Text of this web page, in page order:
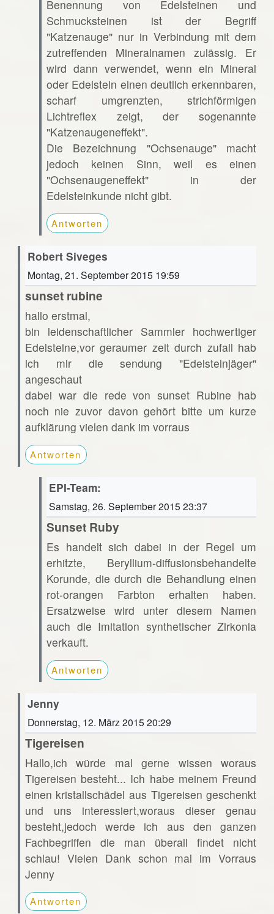
Benennung von Edelsteinen und
Schmucksteinen ist der Begriff
"Katzenauge" nur in Verbindung mit dem
zutreffenden Mineralnamen zulässig. Er
wird dann verwendet, wenn ein Mineral
oder Edelstein einen deutlich erkennbaren,
scharf umgrenzten, strichförmigen
Lichtreflex zeigt, der sogenannte
"Katzenaugeneffekt".
Die Bezeichnung "Ochsenauge" macht
jedoch keinen Sinn, weil es einen
"Ochsenaugeneffekt" in der
Edelsteinkunde nicht gibt.
Antworten
Robert Siveges
Montag, 21. September 2015 19:59
sunset rubine
hallo erstmal,
bin leidenschaftlicher Sammler hochwertiger
Edelsteine,vor geraumer zeit durch zufall hab
ich mir die sendung "Edelsteinjäger"
angeschaut
dabei war die rede von sunset Rubine hab
noch nie zuvor davon gehört bitte um kurze
aufklärung vielen dank im vorraus
Antworten
EPI-Team:
Samstag, 26. September 2015 23:37
Sunset Ruby
Es handelt sich dabei in der Regel um
erhitzte, Beryllium-diffusionsbehandelte
Korunde, die durch die Behandlung einen
rot-orangen Farbton erhalten haben.
Ersatzweise wird unter diesem Namen
auch die Imitation synthetischer Zirkonia
verkauft.
Antworten
Jenny
Donnerstag, 12. März 2015 20:29
Tigereisen
Hallo,ich würde mal gerne wissen woraus
Tigereisen besteht... Ich habe meinem Freund
einen kristallschädel aus Tigereisen geschenkt
und uns interessiert,woraus dieser genau
besteht,jedoch werde ich aus den ganzen
Fachbegriffen die man überall findet nicht
schlau! Vielen Dank schon mal im Vorraus
Jenny
Antworten